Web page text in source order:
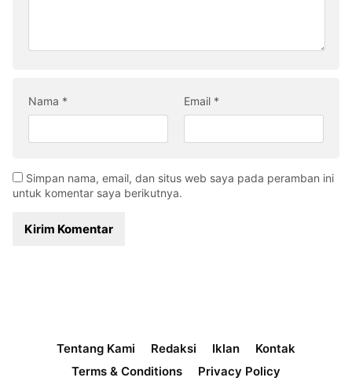
Nama * Email *
Simpan nama, email, dan situs web saya pada peramban ini
untuk komentar saya berikutnya.
Tentang Kami Redaksi Iklan
Kontak
Terms & Conditions
Privacy Policy